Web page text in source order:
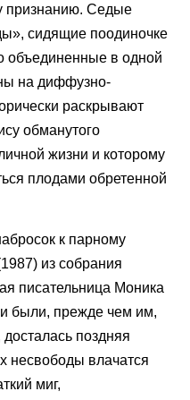
Седые
сидящие поодиночке
объединенные в одной
на диффузно-
раскрывают
обманутого
жизни и которому
плодами обретенной
к парному
из собрания
писательница Моника
были, прежде чем им,
поздняя
несвободы влачатся
миг,